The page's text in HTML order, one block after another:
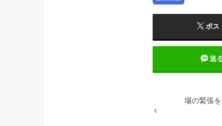
ポス
送
場の緊張